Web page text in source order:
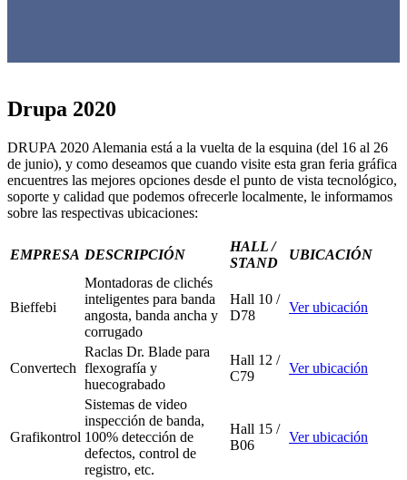
Drupa 2020
DRUPA 2020 Alemania está a la vuelta de la esquina (del 16 al 26
de junio), y como deseamos que cuando visite esta gran feria gráfica
encuentres las mejores opciones desde el punto de vista tecnológico,
soporte y calidad que podemos ofrecerle localmente, le informamos
sobre las respectivas ubicaciones:
EMPRESA DESCRIPCIÓN
HALL /
STAND
UBICACIÓN
Bieffebi
Montadoras de clichés
inteligentes para banda
angosta, banda ancha y
corrugado
Hall 10 /
D78
Ver ubicación
Convertech
Raclas Dr. Blade para
flexografía y
huecograbado
Hall 12 /
C79
Ver ubicación
Grafikontrol
Sistemas de video
inspección de banda,
100% detección de
defectos, control de
registro, etc.
Hall 15 /
B06
Ver ubicación